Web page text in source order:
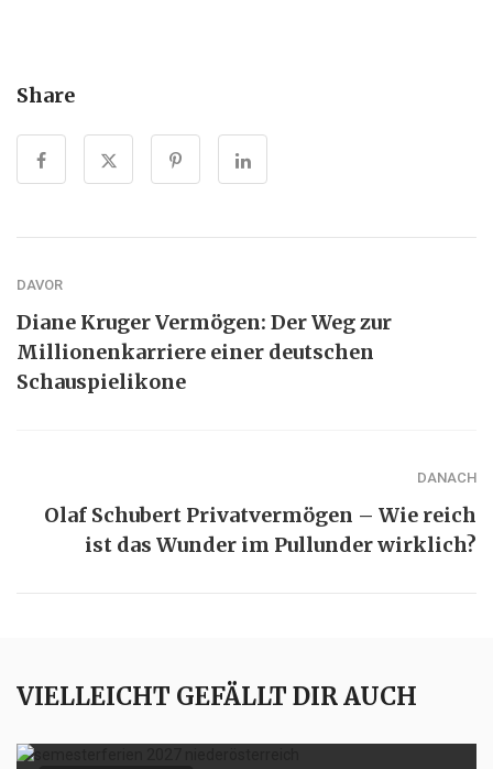
Share
DAVOR
Diane Kruger Vermögen: Der Weg zur
Millionenkarriere einer deutschen
Schauspielikone
DANACH
Olaf Schubert Privatvermögen – Wie reich
ist das Wunder im Pullunder wirklich?
VIELLEICHT GEFÄLLT DIR AUCH